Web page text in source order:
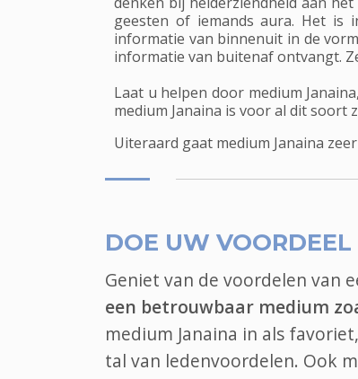
geesten of iemands aura. Het is
informatie van binnenuit in de
informatie van buitenaf ontvangt.
Laat u helpen door medium
medium Janaina is voor al dit soort
Uiteraard gaat medium Janaina
DOE UW
Geniet van de voordelen van
een betrouwbaar medium
medium Janaina in als
tal van ledenvoordelen. Ook